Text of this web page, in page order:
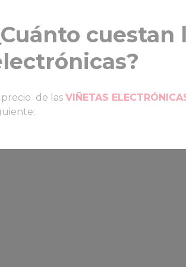
cuestan
precio de las VIÑETAS